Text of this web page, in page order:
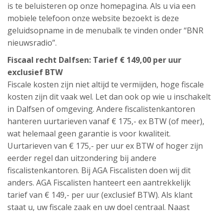
is te beluisteren op onze homepagina. Als u via een
mobiele telefoon onze website bezoekt is deze
geluidsopname in de menubalk te vinden onder “BNR
nieuwsradio”.
Fiscaal recht Dalfsen: Tarief € 149,00 per uur
exclusief BTW
Fiscale kosten zijn niet altijd te vermijden, hoge fiscale
kosten zijn dit vaak wel. Let dan ook op wie u inschakelt
in Dalfsen of omgeving. Andere fiscalistenkantoren
hanteren uurtarieven vanaf € 175,- ex BTW (of meer),
wat helemaal geen garantie is voor kwaliteit.
Uurtarieven van € 175,- per uur ex BTW of hoger zijn
eerder regel dan uitzondering bij andere
fiscalistenkantoren. Bij AGA Fiscalisten doen wij dit
anders. AGA Fiscalisten hanteert een aantrekkelijk
tarief van € 149,- per uur (exclusief BTW). Als klant
staat u, uw fiscale zaak en uw doel centraal. Naast